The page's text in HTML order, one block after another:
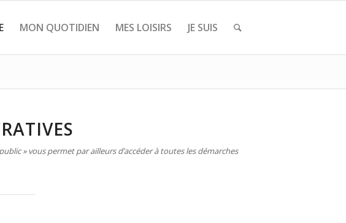
MON QUOTIDIEN MES LOISIRS JE SUIS
» vous permet par ailleurs d’accéder à toutes les démarches